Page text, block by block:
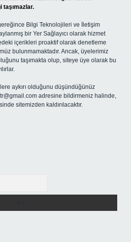
taşımazlar.
Bilgi Teknolojileri ve İletişim
bir Yer Sağlayıcı olarak hizmet
içerikleri proaktif olarak denetleme
bulunmamaktadır. Ancak, üyelerimiz
taşımakta olup, siteye üye olarak bu
aykırı olduğunu düşündüğünüz
adresine bildirmeniz halinde,
sitemizden kaldırılacaktır.